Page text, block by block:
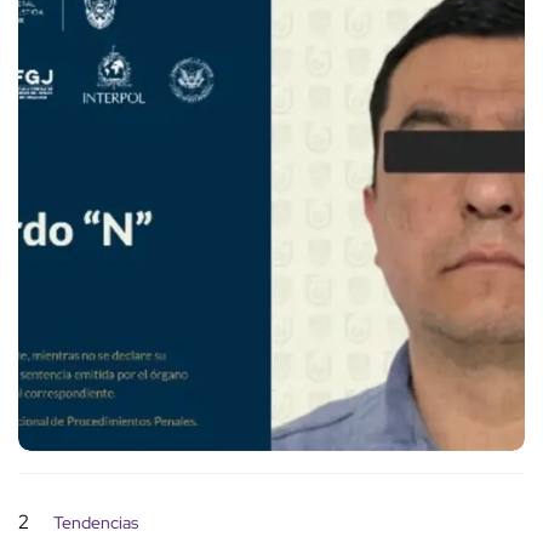
2 Tendencias